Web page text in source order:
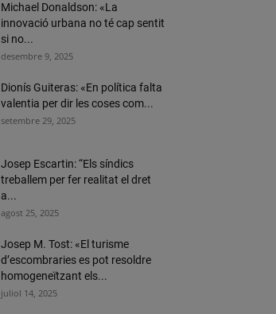
Michael Donaldson: «La
innovació urbana no té cap sentit
si no...
desembre 9, 2025
Dionís Guiteras: «En política falta
valentia per dir les coses com...
setembre 29, 2025
Josep Escartin: “Els síndics
treballem per fer realitat el dret
a...
agost 25, 2025
Josep M. Tost: «El turisme
d’escombraries es pot resoldre
homogeneïtzant els...
juliol 14, 2025